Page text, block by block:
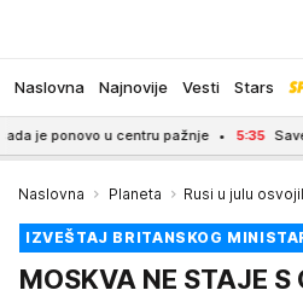
Naslovna Najnovije Vesti Stars
u centru pažnje 5:35 Saveti
Naslovna Planeta Rusi u julu
IZVEŠTAJ BRITANSKOG
MOSKVA NE STAJE S